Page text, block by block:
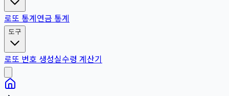
로또 통계연금 통계
도구
로또 번호 생성실수령 계산기